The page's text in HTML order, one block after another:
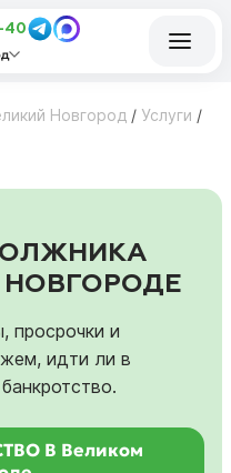
40
Новгород / Услуги /
просрочки и
идти ли в
В Великом